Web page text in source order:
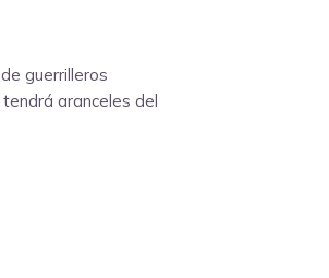
guerrilleros
aranceles del